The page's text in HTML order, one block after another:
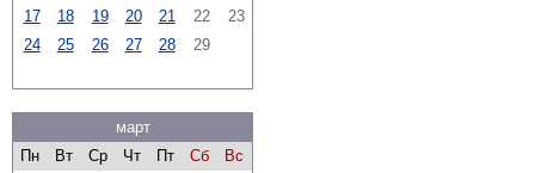
17 18 19 20 21 22
23
24
25 26 27 28 29
март
Пн
Вт Ср Чт Пт Сб
Вс